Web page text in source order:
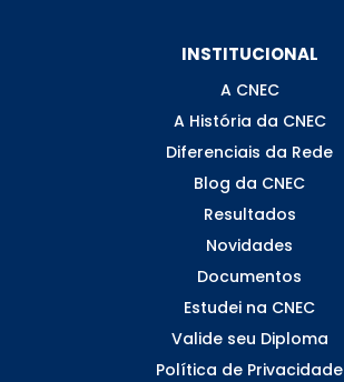
INSTITUCIONAL
A CNEC
A História da CNEC
Diferenciais da Rede
Blog da CNEC
Resultados
Novidades
Documentos
Estudei na CNEC
Valide seu Diploma
Política de Privacidade